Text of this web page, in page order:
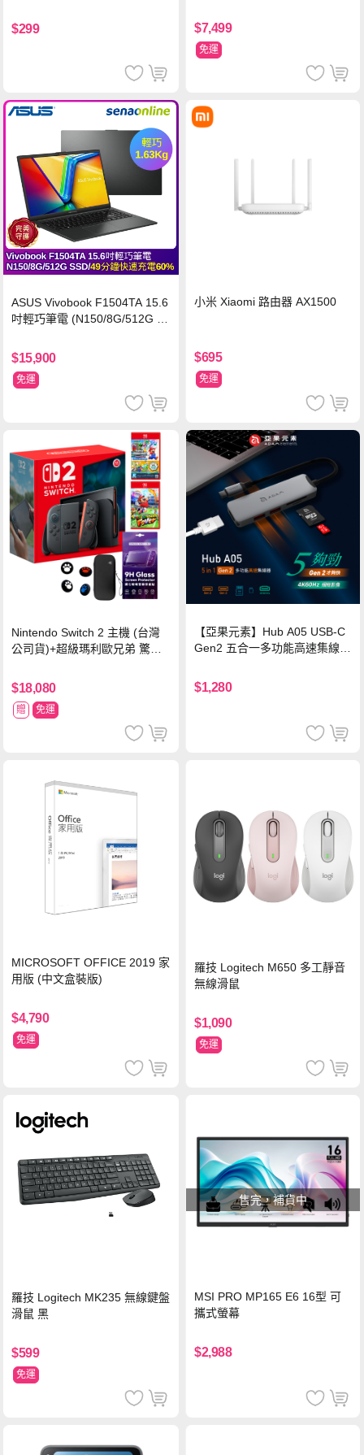
$299 $7,499
免運
ASUS Vivobook F1504TA 15.6
吋輕巧筆電 (N150/8G/512G S
$15,900
免運
小米 Xiaomi 路由器 AX1500
$695
免運
Nintendo Switch 2 主機 (台灣
公司貨)+超級瑪利歐兄弟 驚奇
球 狂熱 中文版
$18,080
贈 免運
【亞果元素】Hub A05 USB-C
Gen2 五合一多功能高速集線
$1,280
MICROSOFT OFFICE 2019 家
用版 (中文盒裝版)
$4,790
免運
羅技 Logitech M650 多工靜音
無線滑鼠
$1,090
免運
羅技 Logitech MK235 無線鍵盤
滑鼠 黑
$599
免運
售完，補貨中
MSI PRO MP165 E6 16型 可
攜式螢幕
$2,988